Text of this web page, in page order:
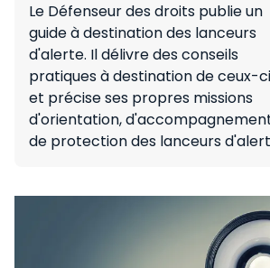
Le Défenseur des droits publie un
guide à destination des lanceurs
d'alerte. Il délivre des conseils
pratiques à destination de ceux-ci
et précise ses propres missions
d'orientation,
de protection des lanceurs